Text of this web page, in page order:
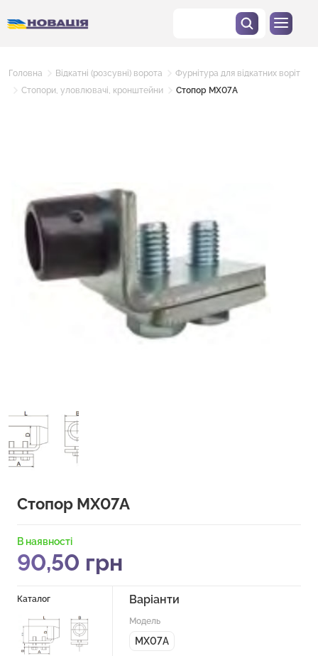
Головна Відкатні (розсувні) ворота
Фурнітура для відкатних воріт
Стопори, уловлювачі, кронштейни
Стопор MX07A
Стопор MX07A
В наявності
90,50 грн
Каталог Варіанти
Модель
MX07A